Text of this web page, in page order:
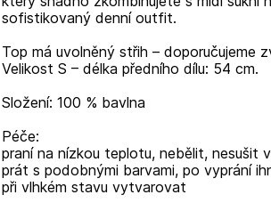
sofistikovaný denní outfit.
Top má uvolněný střih – doporučujeme
Velikost S – délka předního dílu: 54 cm.
Složení: 100 % bavlna
Péče:
praní na nízkou teplotu, nebělit, nesušit
prát s podobnými barvami, po vyprání
při vlhkém stavu vytvarovat